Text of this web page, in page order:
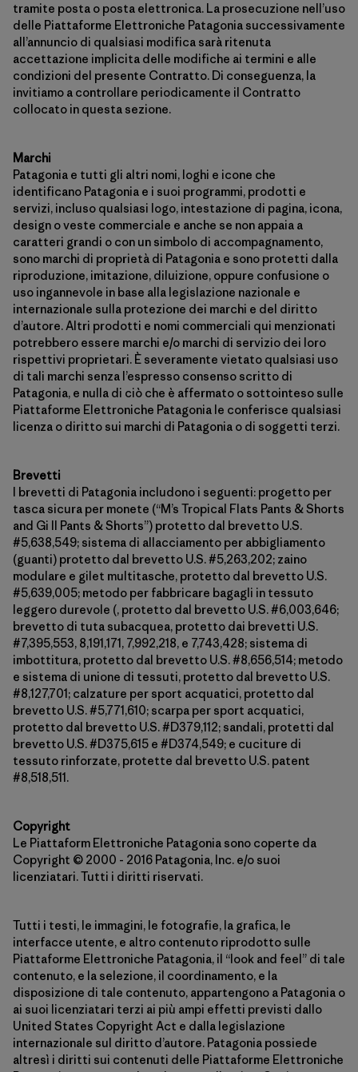
tramite posta o posta elettronica. La prosecuzione nell’uso
delle Piattaforme Elettroniche Patagonia successivamente
all’annuncio di qualsiasi modifica sarà ritenuta
accettazione implicita delle modifiche ai termini e alle
condizioni del presente Contratto. Di conseguenza, la
invitiamo a controllare periodicamente il Contratto
collocato in questa sezione.
Marchi
Patagonia e tutti gli altri nomi, loghi e icone che
identificano Patagonia e i suoi programmi, prodotti e
servizi, incluso qualsiasi logo, intestazione di pagina, icona,
design o veste commerciale e anche se non appaia a
caratteri grandi o con un simbolo di accompagnamento,
sono marchi di proprietà di Patagonia e sono protetti dalla
riproduzione, imitazione, diluizione, oppure confusione o
uso ingannevole in base alla legislazione nazionale e
internazionale sulla protezione dei marchi e del diritto
d’autore. Altri prodotti e nomi commerciali qui menzionati
potrebbero essere marchi e/o marchi di servizio dei loro
rispettivi proprietari. È severamente vietato qualsiasi uso
di tali marchi senza l’espresso consenso scritto di
Patagonia, e nulla di ciò che è affermato o sottointeso sulle
Piattaforme Elettroniche Patagonia le conferisce qualsiasi
licenza o diritto sui marchi di Patagonia o di soggetti terzi.
Brevetti
I brevetti di Patagonia includono i seguenti: progetto per
tasca sicura per monete (“M’s Tropical Flats Pants & Shorts
and Gi II Pants & Shorts”) protetto dal brevetto U.S.
#5,638,549; sistema di allacciamento per abbigliamento
(guanti) protetto dal brevetto U.S. #5,263,202; zaino
modulare e gilet multitasche, protetto dal brevetto U.S.
#5,639,005; metodo per fabbricare bagagli in tessuto
leggero durevole (, protetto dal brevetto U.S. #6,003,646;
brevetto di tuta subacquea, protetto dai brevetti U.S.
#7,395,553, 8,191,171, 7,992,218, e 7,743,428; sistema di
imbottitura, protetto dal brevetto U.S. #8,656,514; metodo
e sistema di unione di tessuti, protetto dal brevetto U.S.
#8,127,701; calzature per sport acquatici, protetto dal
brevetto U.S. #5,771,610; scarpa per sport acquatici,
protetto dal brevetto U.S. #D379,112; sandali, protetti dal
brevetto U.S. #D375,615 e #D374,549; e cuciture di
tessuto rinforzate, protette dal brevetto U.S. patent
#8,518,511.
Copyright
Le Piattaform Elettroniche Patagonia sono coperte da
Copyright © 2000 - 2016 Patagonia, Inc. e/o suoi
licenziatari. Tutti i diritti riservati.
Tutti i testi, le immagini, le fotografie, la grafica, le
interfacce utente, e altro contenuto riprodotto sulle
Piattaforme Elettroniche Patagonia, il “look and feel” di tale
contenuto, e la selezione, il coordinamento, e la
disposizione di tale contenuto, appartengono a Patagonia o
ai suoi licenziatari terzi ai più ampi effetti previsti dallo
United States Copyright Act e dalla legislazione
internazionale sul diritto d’autore. Patagonia possiede
altresì i diritti sui contenuti delle Piattaforme Elettroniche